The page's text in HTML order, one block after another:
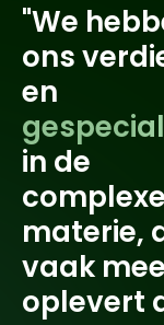
"We
ons
en
in de
complexe
materie,
vaak
oplevert